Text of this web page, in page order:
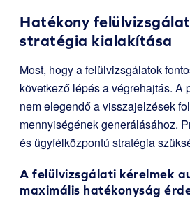
Hatékony
stratégia kialakítása
Most, hogy a felülvizsgálatok
következő lépés a végrehajtás. A
nem elegendő a visszajelzések
mennyiségének generálásához.
és ügyfélközpontú stratégia
A felülvizsgálati kérelmek
maximális hatékonyság